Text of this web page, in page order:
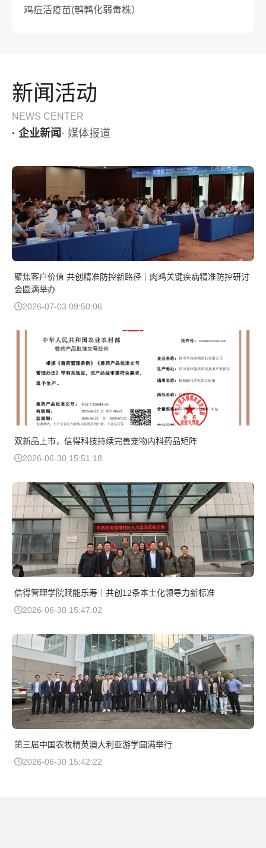
鸡痘活疫苗(鹌鹑化弱毒株）
新闻活动
NEWS CENTER
· 企业新闻 · 媒体报道
聚焦客户价值 共创精准防控新路径｜肉鸡关键疾病精准防控研讨
会圆满举办
2026-07-03 09:50:06
双新品上市，信得科技持续完善宠物内科药品矩阵
2026-06-30 15:51:18
信得管理学院赋能乐寿｜共创12条本土化领导力新标准
2026-06-30 15:47:02
第三届中国农牧精英澳大利亚游学圆满举行
2026-06-30 15:42:22